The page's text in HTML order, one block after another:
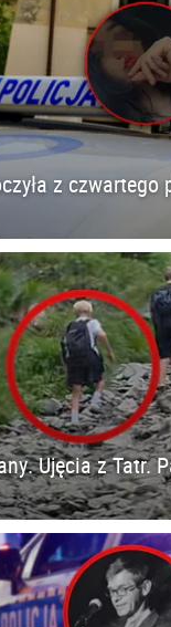
z czwartego
Ujęcia z Tatr.